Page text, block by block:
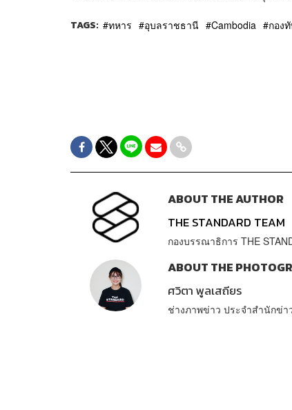
TAGS: ทหาร อุบลราชธานี Cambodia กอง
ABOUT THE AUTHOR
THE STANDARD TEAM
กองบรรณาธิการ THE
ABOUT THE
ศวิตา พูลเสถียร
ช่างภาพข่าว ประจำสำนักข่า